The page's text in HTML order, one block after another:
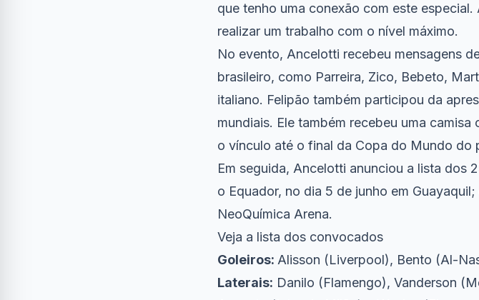
que tenho uma conexão com este
realizar um trabalho com o nível máximo.
No evento, Ancelotti recebeu mensagens
brasileiro, como Parreira, Zico, Bebeto,
italiano. Felipão também participou da
mundiais. Ele também recebeu uma
o vínculo até o final da Copa do Mundo do
Em seguida, Ancelotti anunciou a lista dos
o Equador, no dia 5 de junho em
NeoQuímica Arena.
Veja a lista dos convocados
Goleiros: Alisson (Liverpool), Bento (Al-
Laterais: Danilo (Flamengo), Vanderson